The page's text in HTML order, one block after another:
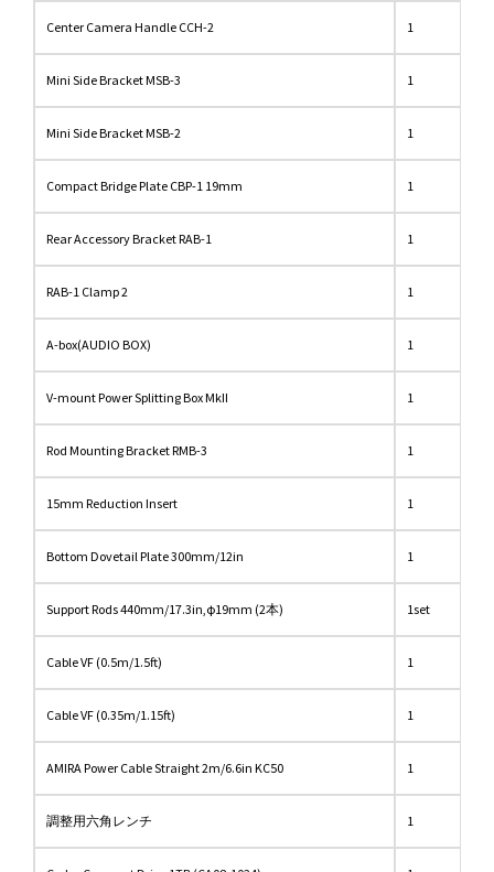
Center Camera Handle CCH-2 1
Mini Side Bracket MSB-3 1
Mini Side Bracket MSB-2 1
Compact Bridge Plate CBP-1 19mm 1
Rear Accessory Bracket RAB-1 1
RAB-1 Clamp 2 1
A-box(AUDIO BOX) 1
V-mount Power Splitting Box MkII 1
Rod Mounting Bracket RMB-3 1
15mm Reduction Insert 1
Bottom Dovetail Plate 300mm/12in 1
Support Rods 440mm/17.3in,φ19mm (2本) 1set
Cable VF (0.5m/1.5ft) 1
Cable VF (0.35m/1.15ft) 1
AMIRA Power Cable Straight 2m/6.6in KC50 1
調整用六角レンチ 1